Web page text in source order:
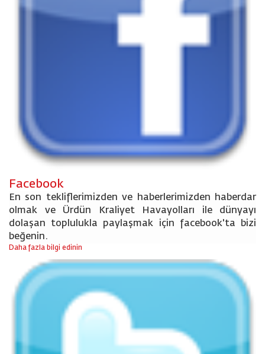
Facebook
En son tekliflerimizden ve haberlerimizden haberdar
olmak ve Ürdün Kraliyet Havayolları ile dünyayı
dolaşan toplulukla paylaşmak için facebook'ta bizi
beğenin.
Daha fazla bilgi edinin